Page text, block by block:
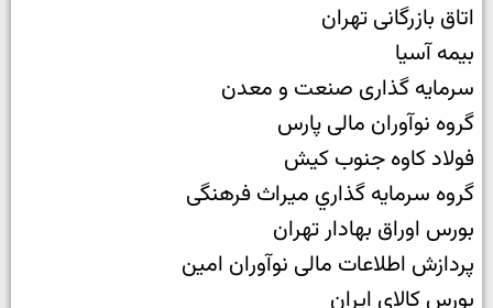
اتاق بازرگانی تهران
بیمه آسیا
سرمایه گذاری صنعت و معدن
گروه نوآوران مالی پارس
فولاد کاوه جنوب کیش
گروه سرمايه گذاري ميراث فرهنگی
بورس اوراق بهادار تهران
پردازش اطلاعات مالی نوآوران امین
بورس کالای ایران